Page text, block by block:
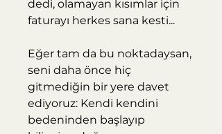
dedi, olamayan kısımlar için
faturayı herkes sana kesti...
Eğer tam da bu noktadaysan,
seni daha önce hiç
gitmediğin bir yere davet
ediyoruz: Kendi kendini
bedeninden başlayıp